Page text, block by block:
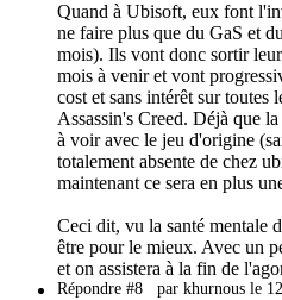
Quand à Ubisoft, eux font
ne faire plus que du GaS et
mois). Ils vont donc sortir
mois à venir et vont
cost et sans intérêt sur toutes
Assassin's Creed. Déjà que
à voir avec le jeu d'origine
totalement absente de chez
maintenant ce sera en plus
Ceci dit, vu la santé mentale
être pour le mieux. Avec un
et on assistera à la fin de
Répondre #8 par khurnous le